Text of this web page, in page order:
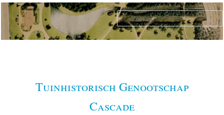
Spring
naar
primaire
Tuinhistorisch Genootschap
Cascade